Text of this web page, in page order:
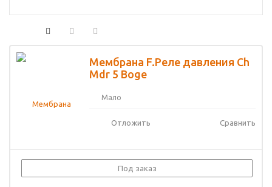
Мембрана F.Реле давления Ch
Mdr 5 Boge
Мало
Отложить Сравнить
Под заказ